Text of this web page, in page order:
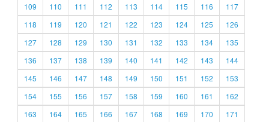
109
110 111 112 113 114 115 116
117
118
119 120 121 122 123 124 125
126
127
128 129 130 131 132 133 134
135
136
137 138 139 140 141 142 143
144
145
146 147 148 149 150 151 152
153
154
155 156 157 158 159 160 161
162
163
164 165 166 167 168 169 170
171